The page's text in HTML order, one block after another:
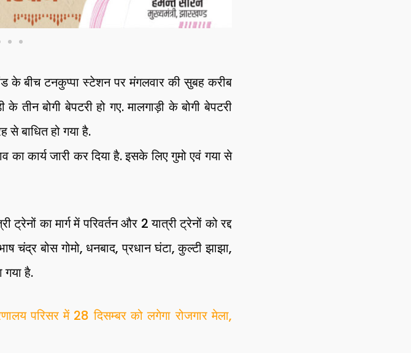
के बीच टनकुप्पा स्टेशन पर मंगलवार की सुबह करीब
बोगी बेपटरी हो गए. मालगाड़ी के बोगी बेपटरी
से बाधित हो गया है.
का कार्य जारी कर दिया है. इसके लिए गुमो एवं गया से
का मार्ग में परिवर्तन और 2 यात्री ट्रेनों को रद्द
चंद्र बोस गोमो, धनबाद, प्रधान घंटा, कुल्टी झाझा,
है.
परिसर में 28 दिसम्बर को लगेगा रोजगार मेला,